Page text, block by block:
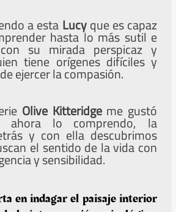
a estaLucyque es capaz
hasta lo más sutil e
su mirada perspicaz y
tiene orígenes difíciles y
ejercer la compasión.
Olive Kitteridgeme gustó
ahora lo comprendo, la
y con ella descubrimos
el sentido de la vida con
y sensibilidad.
en indagar el paisaje interior